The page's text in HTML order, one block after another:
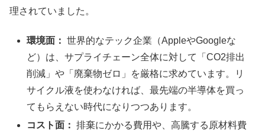
理されていました。
環境面： 世界的なテック企業（AppleやGoogleな
ど）は、サプライチェーン全体に対して「CO2排出
削減」や「廃棄物ゼロ」を厳格に求めています。リ
サイクル液を使わなければ、最先端の半導体を買っ
てもらえない時代になりつつあります。
コスト面： 排棄にかかる費用や、高騰する原材料費